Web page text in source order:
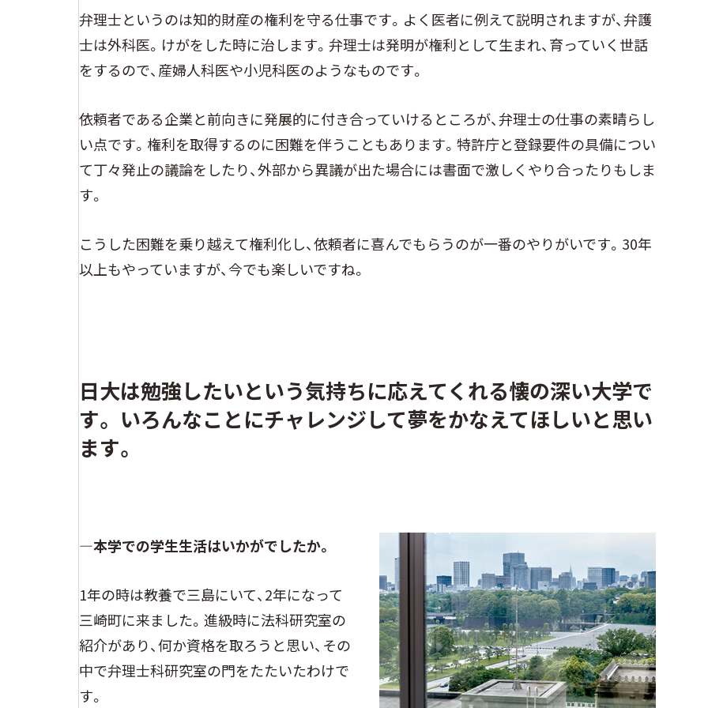
弁理士というのは知的財産の権利を守る仕事です。よく医者に例えて説明されますが、弁護
士は外科医。けがをした時に治します。弁理士は発明が権利として生まれ、育っていく世話
をするので、産婦人科医や小児科医のようなものです。
依頼者である企業と前向きに発展的に付き合っていけるところが、弁理士の仕事の素晴らし
い点です。権利を取得するのに困難を伴うこともあります。特許庁と登録要件の具備につい
て丁々発止の議論をしたり、外部から異議が出た場合には書面で激しくやり合ったりもしま
す。
こうした困難を乗り越えて権利化し、依頼者に喜んでもらうのが一番のやりがいです。30年
以上もやっていますが、今でも楽しいですね。
日大は勉強したいという気持ちに応えてくれる懐の深い大学で
す。 いろんなことにチャレンジして夢をかなえてほしいと思い
ます。
―本学での学生生活はいかがでしたか。
1年の時は教養で三島にいて、2年になって
三崎町に来ました。進級時に法科研究室の
紹介があり、何か資格を取ろうと思い、その
中で弁理士科研究室の門をたたいたわけで
す。